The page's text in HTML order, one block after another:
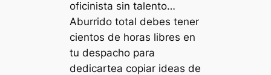
oficinista sin talento…
Aburrido total debes tener
cientos de horas libres en
tu despacho para
dedicartea copiar ideas de